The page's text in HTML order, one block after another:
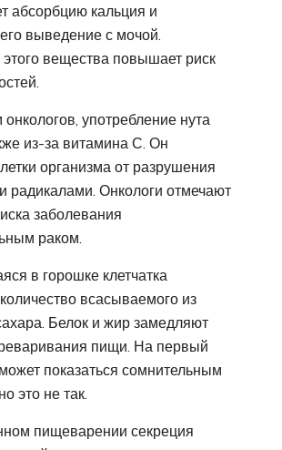
абсорбцию кальция и
выведение с мочой.
этого вещества повышает риск
употребление нута
из-за витамина С. Он
организма от разрушения
радикалами. Онкологи отмечают
заболевания
раком.
в горошке клетчатка
всасываемого из
Белок и жир замедляют
пищи. На первый
показаться сомнительным
это не так.
пищеварении секреция